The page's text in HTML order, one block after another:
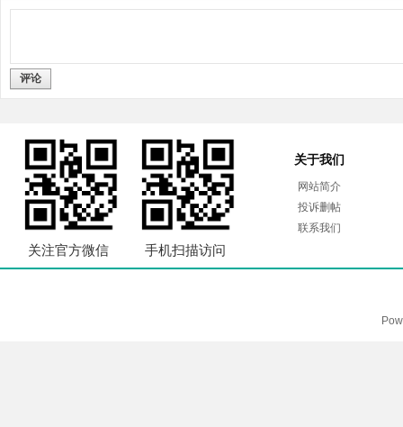
评论
关注官方微信 手机扫描访问
关于我们
网站简介
投诉删帖
联系我们